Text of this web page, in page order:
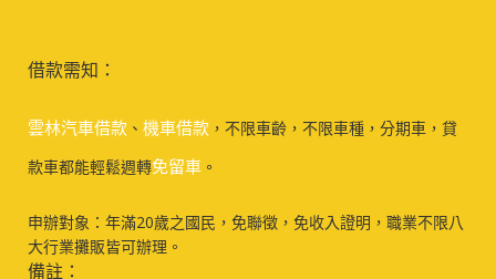
借款需知：
雲林汽車借款 、 機車借款 ，不限車齡，不限車種，分期車，貸
款車都能輕鬆週轉免留車 。
申辦對象：年滿20歲之國民，免聯徵，免收入證明，職業不限八
大行業攤販皆可辦理。
備註：